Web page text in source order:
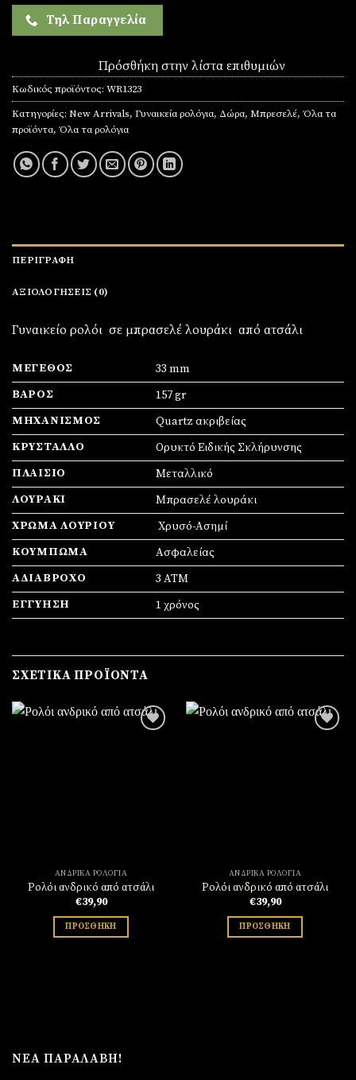
Τηλ Παραγγελία
Πρόσθήκη στην λίστα επιθυμιών
Κωδικός προϊόντος: WR1323
Κατηγορίες: New Arrivals, Γυναικεία ρολόγια, Δώρα, Μπρεσελέ, Όλα τα
προϊόντα, Όλα τα ρολόγια
ΠΕΡΙΓΡΑΦΉ
ΑΞΙΟΛΟΓΉΣΕΙΣ (0)
Γυναικείο ρολόι σε μπρασελέ λουράκι από ατσάλι
ΜΈΓΕΘΟΣ
33 mm
ΒΆΡΟΣ
157 gr
ΜΗΧΑΝΙΣΜΌΣ
Quartz ακριβείας
ΚΡΎΣΤΑΛΛΟ
Ορυκτό Ειδικής Σκλήρυνσης
ΠΛΑΊΣΙΟ
Mεταλλικό
ΛΟΥΡΆΚΙ
Μπρασελέ λουράκι
ΧΡΏΜΑ ΛΟΥΡΙΟΎ
Χρυσό-Ασημί
ΚΟΎΜΠΩΜΑ
Ασφαλείας
ΑΔΙΆΒΡΟΧΟ
3 ATM
ΕΓΓΎΗΣΗ
1 χρόνος
ΣΧΕΤΙΚΆ ΠΡΟΪΌΝΤΑ
ΑΝΔΡΙΚΆ ΡΟΛΌΓΙΑ
Ρολόι ανδρικό από ατσάλι
€39,90
ΠΡΟΣΘΉΚΗ
ΑΝΔΡΙΚΆ ΡΟΛΌΓΙΑ
Ρολόι ανδρικό από ατσάλι
€39,90
ΠΡΟΣΘΉΚΗ
ΝΈΑ ΠΑΡΑΛΑΒΉ!